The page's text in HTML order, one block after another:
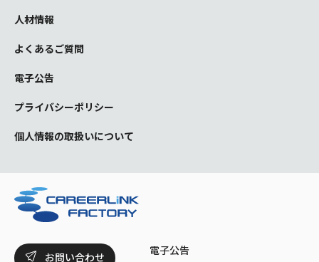
お問い合わせ
電子公告
人材情報
よくあるご質問
電子公告
プライバシーポリシー
個人情報の取扱いについて